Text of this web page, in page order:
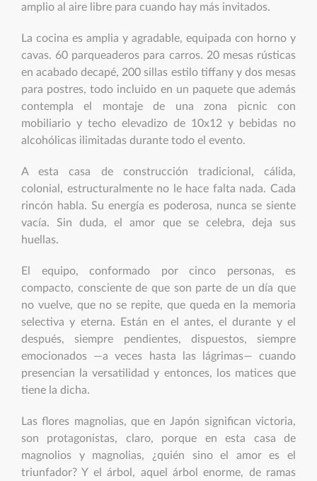
amplio al aire libre para cuando hay más invitados.
La cocina es amplia y agradable, equipada con horno y
cavas. 60 parqueaderos para carros. 20 mesas rústicas
en acabado decapé, 200 sillas estilo tiffany y dos mesas
para postres, todo incluido en un paquete que además
contempla el montaje de una zona picnic con
mobiliario y techo elevadizo de 10x12 y bebidas no
alcohólicas ilimitadas durante todo el evento.
A esta casa de construcción tradicional, cálida,
colonial, estructuralmente no le hace falta nada. Cada
rincón habla. Su energía es poderosa, nunca se siente
vacía. Sin duda, el amor que se celebra, deja sus
huellas.
El equipo, conformado por cinco personas, es
compacto, consciente de que son parte de un día que
no vuelve, que no se repite, que queda en la memoria
selectiva y eterna. Están en el antes, el durante y el
después, siempre pendientes, dispuestos, siempre
emocionados —a veces hasta las lágrimas— cuando
presencian la versatilidad y entonces, los matices que
tiene la dicha.
Las flores magnolias, que en Japón significan victoria,
son protagonistas, claro, porque en esta casa de
magnolios y magnolias, ¿quién sino el amor es el
triunfador? Y el árbol, aquel árbol enorme, de ramas